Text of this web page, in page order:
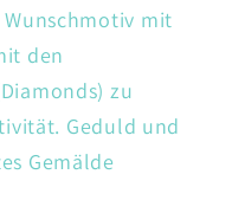
mit
den
zu
Geduld und
Gemälde